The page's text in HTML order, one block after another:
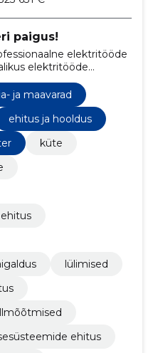
paigus!
elektritööde
elektritööde
seda.
ja maavarad
ehitus ja hooldus
küte
lülimised
ehitus